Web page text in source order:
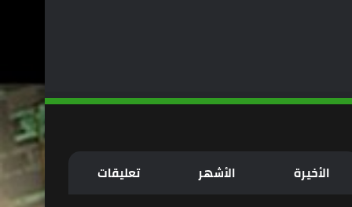
الأخيرة الأشهر تعليقات